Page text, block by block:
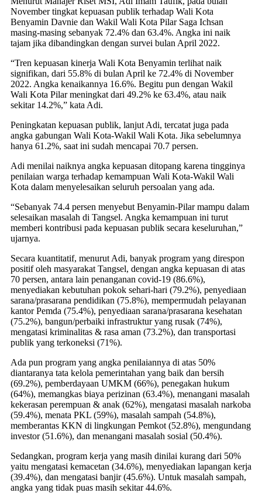
November tingkat kepuasan publik terhadap Wali Kota
Benyamin Davnie dan Wakil Wali Kota Pilar Saga Ichsan
masing-masing sebanyak 72.4% dan 63.4%. Angka ini naik
tajam jika dibandingkan dengan survei bulan April 2022.
“Tren kepuasan kinerja Wali Kota Benyamin terlihat naik
signifikan, dari 55.8% di bulan April ke 72.4% di November
2022. Angka kenaikannya 16.6%. Begitu pun dengan Wakil
Wali Kota Pilar meningkat dari 49.2% ke 63.4%, atau naik
sekitar 14.2%,” kata Adi.
Peningkatan kepuasan publik, lanjut Adi, tercatat juga pada
angka gabungan Wali Kota-Wakil Wali Kota. Jika sebelumnya
hanya 61.2%, saat ini sudah mencapai 70.7 persen.
Adi menilai naiknya angka kepuasan ditopang karena tingginya
penilaian warga terhadap kemampuan Wali Kota-Wakil Wali
Kota dalam menyelesaikan seluruh persoalan yang ada.
“Sebanyak 74.4 persen menyebut Benyamin-Pilar mampu dalam
selesaikan masalah di Tangsel. Angka kemampuan ini turut
memberi kontribusi pada kepuasan publik secara keseluruhan,”
ujarnya.
Secara kuantitatif, menurut Adi, banyak program yang direspon
positif oleh masyarakat Tangsel, dengan angka kepuasan di atas
70 persen, antara lain penanganan covid-19 (86.6%),
menyediakan kebutuhan pokok sehari-hari (79.2%), penyediaan
sarana/prasarana pendidikan (75.8%), mempermudah pelayanan
kantor Pemda (75.4%), penyediaan sarana/prasarana kesehatan
(75.2%), bangun/perbaiki infrastruktur yang rusak (74%),
mengatasi kriminalitas & rasa aman (73.2%), dan transportasi
publik yang terkoneksi (71%).
Ada pun program yang angka penilaiannya di atas 50%
diantaranya tata kelola pemerintahan yang baik dan bersih
(69.2%), pemberdayaan UMKM (66%), penegakan hukum
(64%), memangkas biaya perizinan (63.4%), menangani masalah
kekerasan perempuan & anak (62%), mengatasi masalah narkoba
(59.4%), menata PKL (59%), masalah sampah (54.8%),
memberantas KKN di lingkungan Pemkot (52.8%), mengundang
investor (51.6%), dan menangani masalah sosial (50.4%).
Sedangkan, program kerja yang masih dinilai kurang dari 50%
yaitu mengatasi kemacetan (34.6%), menyediakan lapangan kerja
(39.4%), dan mengatasi banjir (45.6%). Untuk masalah sampah,
angka yang tidak puas masih sekitar 44.6%.